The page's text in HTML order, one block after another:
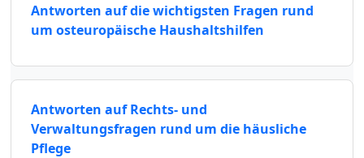
Antworten auf die wichtigsten Fragen rund
um osteuropäische Haushaltshilfen
Antworten auf Rechts- und
Verwaltungsfragen rund um die häusliche
Pflege